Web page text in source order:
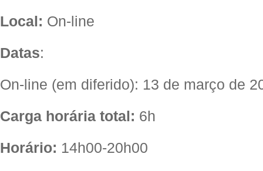
Local: On-line
Datas:
On-line (em diferido): 13 de março de
Carga horária total: 6h
Horário: 14h00-20h00